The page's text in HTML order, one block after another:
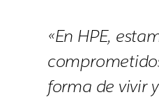
«En HPE,
forma de vivir